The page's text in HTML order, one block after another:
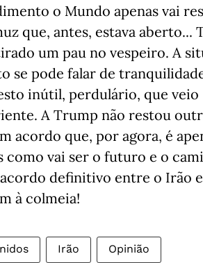
o Mundo apenas vai
que, antes, estava aberto...
um pau no vespeiro. A
se pode falar de
inútil, perdulário, que veio
A Trump não restou
acordo que, por agora, é
vai ser o futuro e o
definitivo entre o Irão
à colmeia!
Irão Opinião